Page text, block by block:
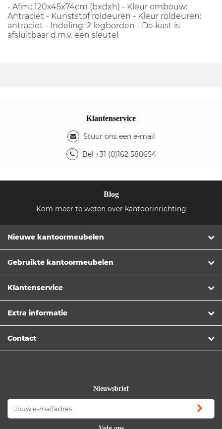
- Afm.: 120x45x74cm (bxdxh) - Kleur ombouw:
Antraciet - Kunststof roldeuren - Kleur roldeuren:
antraciet - Indeling: 2 legborden - De kast is
afsluitbaar d.m.v. een sleutel
Klantenservice
Stuur ons een e-mail
Bel +31 (0)162 580654
Blog
Kom meer te weten over kantoorinrichting
Nieuwe kantoormeubelen
Gebruikte kantoormeubelen
Klantenservice
Extra informatie
Contact
Nieuwsbrief